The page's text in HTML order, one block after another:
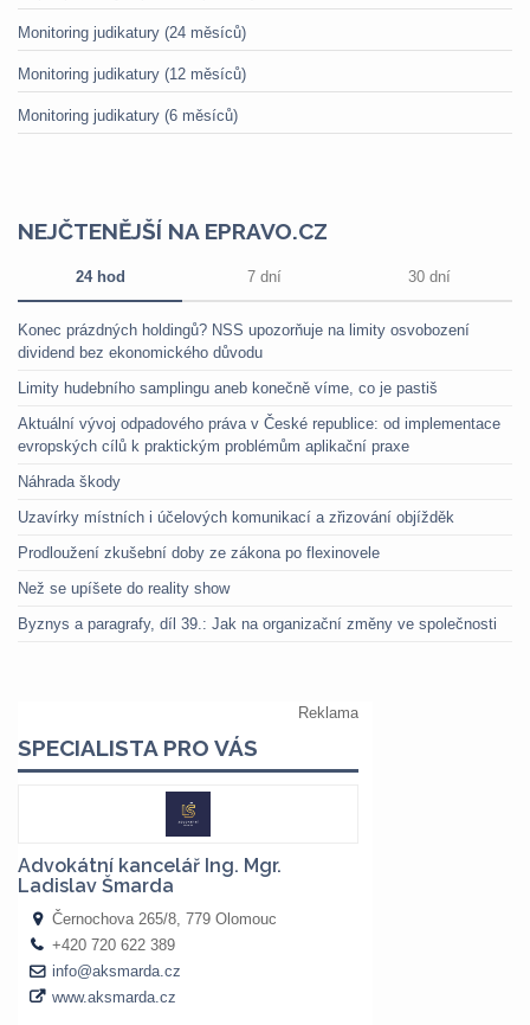
Monitoring judikatury (24 měsíců)
Monitoring judikatury (12 měsíců)
Monitoring judikatury (6 měsíců)
NEJČTENĚJŠÍ NA EPRAVO.CZ
24 hod 7 dní 30 dní
Konec prázdných holdingů? NSS upozorňuje na limity osvobození
dividend bez ekonomického důvodu
Limity hudebního samplingu aneb konečně víme, co je pastiš
Aktuální vývoj odpadového práva v České republice: od implementace
evropských cílů k praktickým problémům aplikační praxe
Náhrada škody
Uzavírky místních i účelových komunikací a zřizování objížděk
Prodloužení zkušební doby ze zákona po flexinovele
Než se upíšete do reality show
Byznys a paragrafy, díl 39.: Jak na organizační změny ve společnosti